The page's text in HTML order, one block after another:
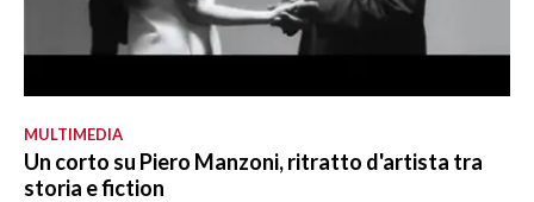
MULTIMEDIA
Un corto su Piero Manzoni, ritratto d'artista tra
storia e fiction